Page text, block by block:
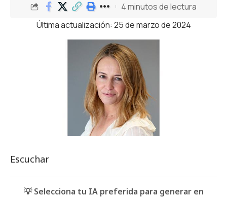
Última actualización: 25 de marzo de 2024
4 minutos de lectura
Escuchar
💡 Selecciona tu IA preferida para generar en